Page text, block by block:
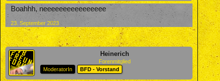
Boahhh, neeeeeeeeeeeeeeee
23. September 2023
Heinerich
Forenmitglied
ModeratorIn
BFD - Vorstand